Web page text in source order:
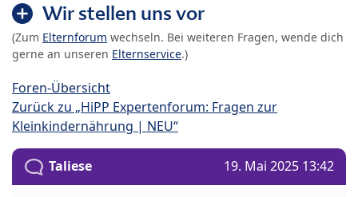
Wir stellen uns vor
(Zum Elternforum wechseln. Bei weiteren Fragen, wende dich
gerne an unseren Elternservice.)
Foren-Übersicht
Zurück zu „HiPP Expertenforum: Fragen zur
Kleinkindernährung | NEU“
Taliese 19. Mai 2025 13:42